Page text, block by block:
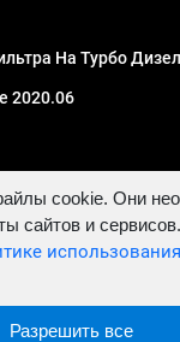
На Турбо
2020.06
Павлович. ИНН
cookie. Они
сайтов и
Разрешить все